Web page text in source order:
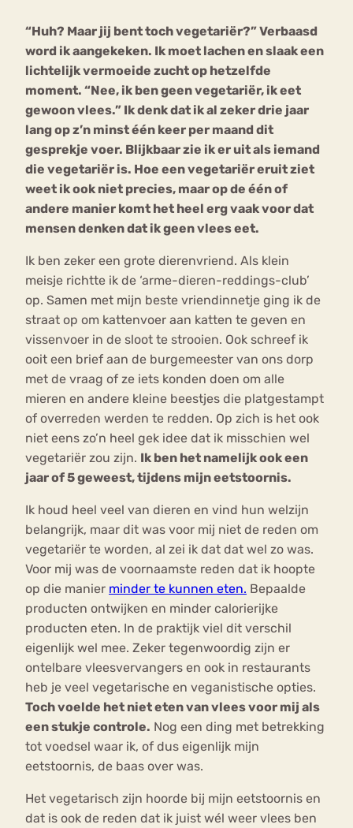
“Huh? Maar jij bent toch vegetariër?” Verbaasd
word ik aangekeken. Ik moet lachen en slaak een
lichtelijk vermoeide zucht op hetzelfde
moment. “Nee, ik ben geen vegetariër, ik eet
gewoon vlees.” Ik denk dat ik al zeker drie jaar
lang op z’n minst één keer per maand dit
gesprekje voer. Blijkbaar zie ik er uit als iemand
die vegetariër is. Hoe een vegetariër eruit ziet
weet ik ook niet precies, maar op de één of
andere manier komt het heel erg vaak voor dat
mensen denken dat ik geen vlees eet.
Ik ben zeker een grote dierenvriend. Als klein
meisje richtte ik de ‘arme-dieren-reddings-club’
op. Samen met mijn beste vriendinnetje ging ik de
straat op om kattenvoer aan katten te geven en
vissenvoer in de sloot te strooien. Ook schreef ik
ooit een brief aan de burgemeester van ons dorp
met de vraag of ze iets konden doen om alle
mieren en andere kleine beestjes die platgestampt
of overreden werden te redden. Op zich is het ook
niet eens zo’n heel gek idee dat ik misschien wel
vegetariër zou zijn. Ik ben het namelijk ook een
jaar of 5 geweest, tijdens mijn eetstoornis.
Ik houd heel veel van dieren en vind hun welzijn
belangrijk, maar dit was voor mij niet de reden om
vegetariër te worden, al zei ik dat dat wel zo was.
Voor mij was de voornaamste reden dat ik hoopte
op die manier minder te kunnen eten. Bepaalde
producten ontwijken en minder calorierijke
producten eten. In de praktijk viel dit verschil
eigenlijk wel mee. Zeker tegenwoordig zijn er
ontelbare vleesvervangers en ook in restaurants
heb je veel vegetarische en veganistische opties.
Toch voelde het niet eten van vlees voor mij als
een stukje controle. Nog een ding met betrekking
tot voedsel waar ik, of dus eigenlijk mijn
eetstoornis, de baas over was.
Het vegetarisch zijn hoorde bij mijn eetstoornis en
dat is ook de reden dat ik juist wél weer vlees ben
Chat
Forum
Bouli
mia
Nerv
osa
Eetstoornis Anorexia Nervosa
Eetbuien Piekeren Sport
Trauma
Orthorexia
Afvallen Angst